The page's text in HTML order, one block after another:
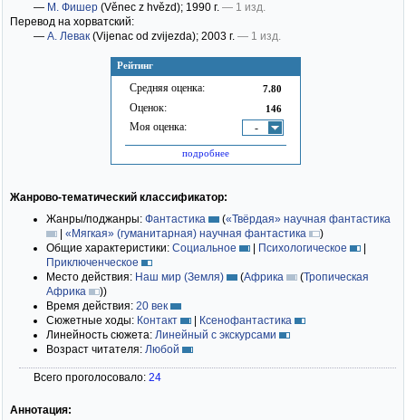
Рейтинг
Средняя оценка: 7.80
Оценок: 146
Моя оценка: -
подробнее
— М. Фишер (Věnec z hvězd); 1990 г. — 1 изд.
Перевод на хорватский:
— А. Левак (Vijenac od zvijezda); 2003 г. — 1 изд.
Жанрово-тематический классификатор:
Жанры/поджанры: Фантастика («Твёрдая» научная фантастика
| «Мягкая» (гуманитарная) научная фантастика
)
Общие характеристики: Социальное | Психологическое
|
Приключенческое
Место действия: Наш мир (Земля) (Африка (Тропическая
Африка
))
Время действия: 20 век
Сюжетные ходы: Контакт | Ксенофантастика
Линейность сюжета: Линейный с экскурсами
Возраст читателя: Любой
Всего проголосовало: 24
Аннотация: